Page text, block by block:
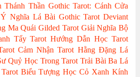
Thánh Thần Gothic Tarot: Cánh Cửa
Ý Nghĩa Lá Bài Gothic Tarot Deviant
Ma Quái Gilded Tarot Giải Nghĩa Bộ
Tẩy Tarot Hướng Dẫn Học Tarot
Cảm Nhận Tarot Hằng Đặng Lá
Quỷ Học Trong Tarot Trải Bài Ba Lá
Biểu Tượng Học Cỏ Xanh Kính